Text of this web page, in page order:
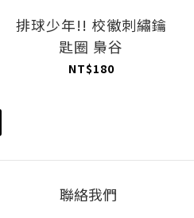
排球少年!! 校徽刺繡鑰
匙圈 梟谷
NT$180
聯絡我們